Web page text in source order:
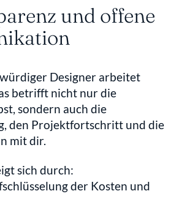
und offene
Designer arbeitet
betrifft nicht nur die
sondern auch die
den Projektfortschritt und die
mit dir.
sich durch:
der Kosten und